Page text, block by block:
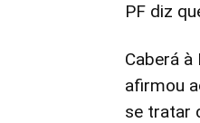
PF diz
Caberá à
afirmou
se tratar